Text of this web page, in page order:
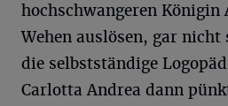
hochschwangeren
Wehen auslösen, gar
die selbstständige
Carlotta Andrea dann